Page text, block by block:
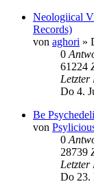
Neologiical
Records)
von aghori »
0
61224
Letzter
Do 4.
Be
von
0
28739
Letzter
Do 23.